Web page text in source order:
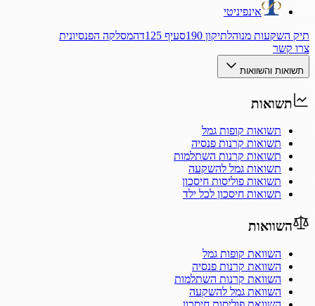
אינפיניטי
תיק השקעות מנוהלתיקון 190 סעיף 125ד
המסלקה הפנסיונית
צרו קשר
תשואות והשוואות
תשואות
תשואות קופות גמל
תשואות קרנות פנסיה
תשואות קרנות השתלמות
תשואות גמל להשקעה
תשואות פוליסות חיסכון
תשואות חיסכון לכל ילד
השוואות
השוואת קופות גמל
השוואת קרנות פנסיה
השוואת קרנות השתלמות
השוואת גמל להשקעה